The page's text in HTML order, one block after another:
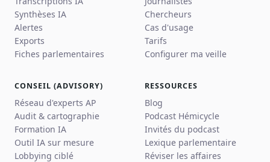
Synthèses IA
Alertes
Exports
Fiches parlementaires
Chercheurs
Cas d'usage
Tarifs
Configurer ma veille
CONSEIL (ADVISORY)
Réseau d'experts AP
Audit & cartographie
Formation IA
Outil IA sur mesure
Lobbying ciblé
RESSOURCES
Blog
Podcast Hémicycle
Invités du podcast
Lexique parlementaire
Réviser les affaires